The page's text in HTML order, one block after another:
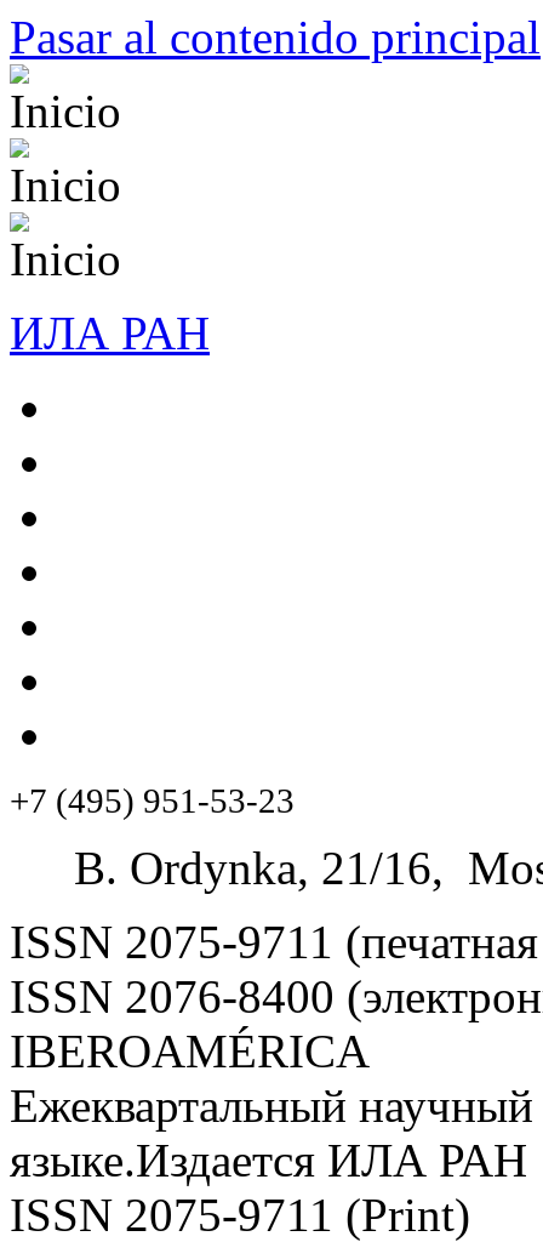
Pasar al contenido principal
ИЛА РАН
+7 (495) 951-53-23
B. Ordynka, 21/16,
ISSN 2075-9711
ISSN 2076-8400
IBEROAMÉRICA
Ежеквартальный
языке.Издается ИЛА РАН
ISSN 2075-9711 (Print)